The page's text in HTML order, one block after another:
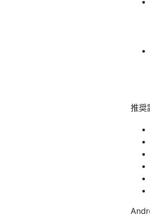
推奨